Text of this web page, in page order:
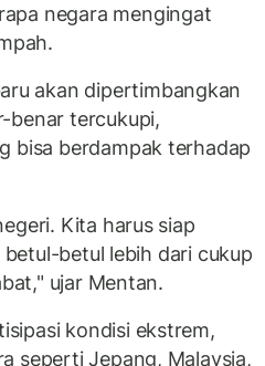
negara mengingat
akan dipertimbangkan
benar tercukupi,
bisa berdampak terhadap
Kita harus siap
betul lebih dari cukup
ujar Mentan.
kondisi ekstrem,
seperti Jepang, Malaysia,